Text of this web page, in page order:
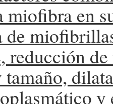
miofibra en
de
reducción
tamaño,
y